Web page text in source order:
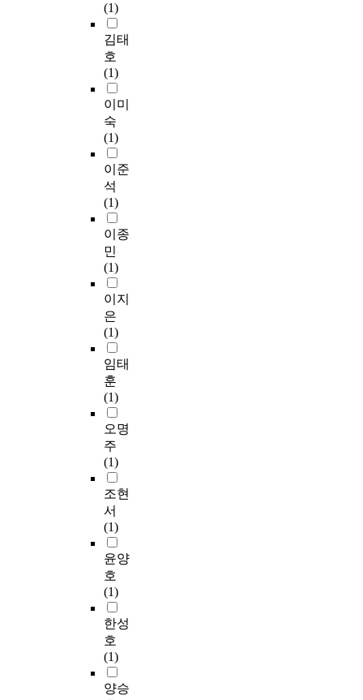
(1)
김태
호
(1)
이미
숙
(1)
이준
석
(1)
이종
민
(1)
이지
은
(1)
임태
훈
(1)
오명
주
(1)
조현
서
(1)
윤양
호
(1)
한성
호
(1)
양승